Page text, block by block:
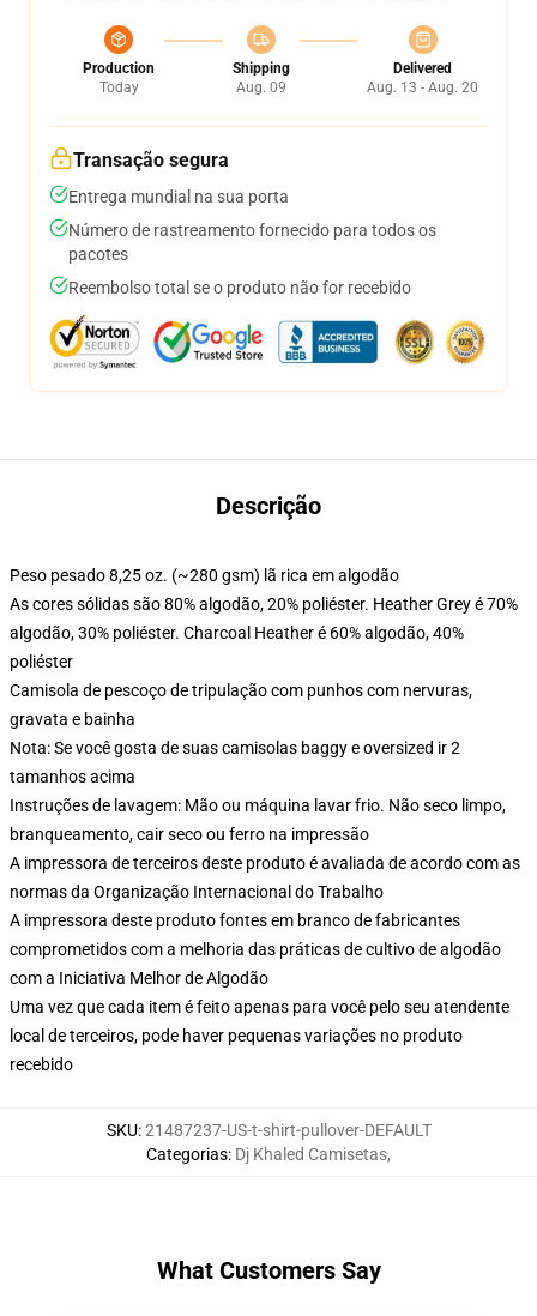
Production
Today
Shipping
Aug. 09
Delivered
Aug. 13 - Aug. 20
Transação segura
Entrega mundial na sua porta
Número de rastreamento fornecido para todos os
pacotes
Reembolso total se o produto não for recebido
Descrição
Peso pesado 8,25 oz. (~280 gsm) lã rica em algodão
As cores sólidas são 80% algodão, 20% poliéster. Heather Grey é 70%
algodão, 30% poliéster. Charcoal Heather é 60% algodão, 40%
poliéster
Camisola de pescoço de tripulação com punhos com nervuras,
gravata e bainha
Nota: Se você gosta de suas camisolas baggy e oversized ir 2
tamanhos acima
Instruções de lavagem: Mão ou máquina lavar frio. Não seco limpo,
branqueamento, cair seco ou ferro na impressão
A impressora de terceiros deste produto é avaliada de acordo com as
normas da Organização Internacional do Trabalho
A impressora deste produto fontes em branco de fabricantes
comprometidos com a melhoria das práticas de cultivo de algodão
com a Iniciativa Melhor de Algodão
Uma vez que cada item é feito apenas para você pelo seu atendente
local de terceiros, pode haver pequenas variações no produto
recebido
SKU:21487237-US-t-shirt-pullover-DEFAULT
Categorias: Dj Khaled Camisetas,
What Customers Say